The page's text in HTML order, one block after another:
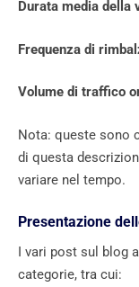
Durata media della
Frequenza di
Volume di traffico
Nota: queste sono
di questa
variare nel tempo.
Presentazione
I vari post sul blog
categorie, tra cui: